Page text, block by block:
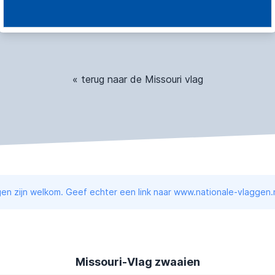
« terug naar de Missouri vlag
zijn welkom. Geef echter een link naar www.nationale-
Missouri-Vlag zwaaien